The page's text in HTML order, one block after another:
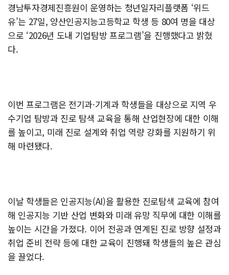
경남투자경제진흥원이 운영하는 청년일자리플랫폼 ‘위드
유’는 27일, 양산인공지능고등학교 학생 등 80여 명을 대상
으로 ‘2026년 도내 기업탐방 프로그램’을 진행했다고 밝혔
다.
이번 프로그램은 전기과·기계과 학생들을 대상으로 지역 우
수기업 탐방과 진로 탐색 교육을 통해 산업현장에 대한 이해
를 높이고, 미래 진로 설계와 취업 역량 강화를 지원하기 위
해 마련됐다.
이날 학생들은 인공지능(AI)을 활용한 진로탐색 교육에 참여
해 인공지능 기반 산업 변화와 미래 유망 직무에 대한 이해를
높이는 시간을 가졌다. 이어 전공과 연계된 진로 방향 설정과
취업 준비 전략 등에 대한 교육이 진행돼 학생들의 높은 관심
을 끌었다.